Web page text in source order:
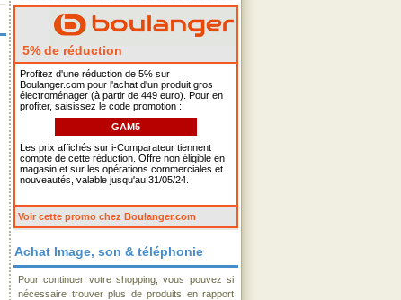
5% de réduction
Profitez d'une réduction de 5% sur
Boulanger.com pour l'achat d'un produit gros
électroménager (à partir de 449 euro). Pour en
profiter, saisissez le code promotion :
GAM5
Les prix affichés sur i-Comparateur tiennent
compte de cette réduction. Offre non éligible en
magasin et sur les opérations commerciales et
nouveautés, valable jusqu'au 31/05/24.
Voir cette promo chez Boulanger.com
Achat Image, son & téléphonie
Pour continuer votre shopping, vous pouvez si
nécessaire trouver plus de produits en rapport